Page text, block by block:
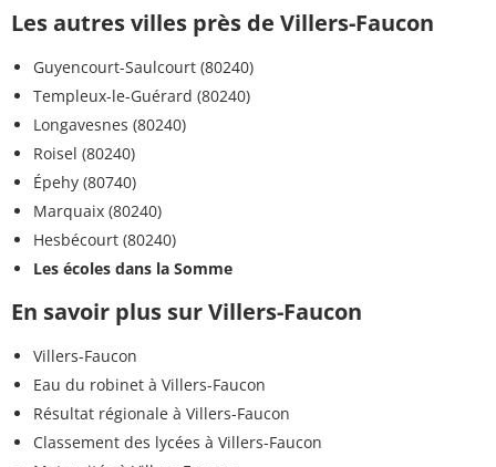
Les autres villes près de Villers-Faucon
Guyencourt-Saulcourt (80240)
Templeux-le-Guérard (80240)
Longavesnes (80240)
Roisel (80240)
Épehy (80740)
Marquaix (80240)
Hesbécourt (80240)
Les écoles dans la Somme
En savoir plus sur Villers-Faucon
Villers-Faucon
Eau du robinet à Villers-Faucon
Résultat régionale à Villers-Faucon
Classement des lycées à Villers-Faucon